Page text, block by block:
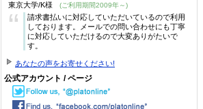
東京大学/K様 (ご利用期間2009年～)
“
請求書払いに対応していただいているので利用
しております。メールでの問い合わせにも丁寧
に対応していただけるので大変ありがたいで
す。
あなたの声をお寄せください!
公式アカウント / ページ